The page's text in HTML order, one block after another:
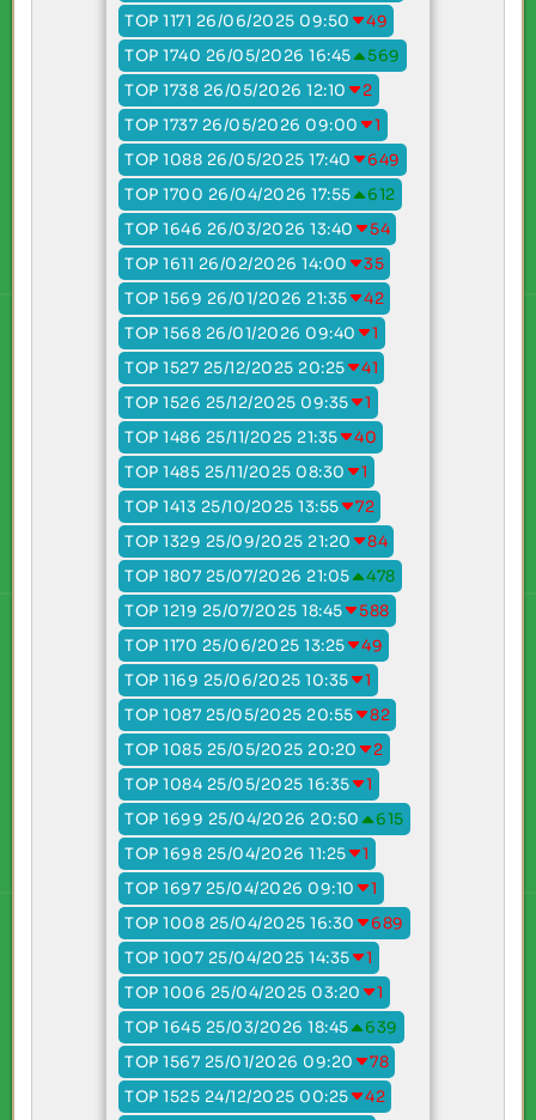
TOP 1171 26/06/2025 09:50
49
TOP 1740 26/05/2026 16:45
569
TOP 1738 26/05/2026 12:10
2
TOP 1737 26/05/2026 09:00
1
TOP 1088 26/05/2025 17:40
649
TOP 1700 26/04/2026 17:55
612
TOP 1646 26/03/2026 13:40
54
TOP 1611 26/02/2026 14:00
35
TOP 1569 26/01/2026 21:35
42
TOP 1568 26/01/2026 09:40
1
TOP 1527 25/12/2025 20:25
41
TOP 1526 25/12/2025 09:35
1
TOP 1486 25/11/2025 21:35
40
TOP 1485 25/11/2025 08:30
1
TOP 1413 25/10/2025 13:55
72
TOP 1329 25/09/2025 21:20
84
TOP 1807 25/07/2026 21:05
478
TOP 1219 25/07/2025 18:45
588
TOP 1170 25/06/2025 13:25
49
TOP 1169 25/06/2025 10:35
1
TOP 1087 25/05/2025 20:55
82
TOP 1085 25/05/2025 20:20
2
TOP 1084 25/05/2025 16:35
1
TOP 1699 25/04/2026 20:50
615
TOP 1698 25/04/2026 11:25
1
TOP 1697 25/04/2026 09:10
1
TOP 1008 25/04/2025 16:30
689
TOP 1007 25/04/2025 14:35
1
TOP 1006 25/04/2025 03:20
1
TOP 1645 25/03/2026 18:45
639
TOP 1567 25/01/2026 09:20
78
TOP 1525 24/12/2025 00:25
42